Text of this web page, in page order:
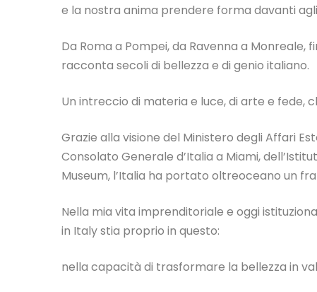
e la nostra anima prendere forma davanti
Da Roma a Pompei, da Ravenna a Monreale,
racconta secoli di bellezza e di genio italiano.
Un intreccio di materia e luce, di arte e fede,
Grazie alla visione del Ministero degli Affari
Consolato Generale d’Italia a Miami,
Museum, l’Italia ha portato oltreoceano un
Nella mia vita imprenditoriale e oggi
in Italy stia proprio in questo:
nella capacità di trasformare la bellezza in